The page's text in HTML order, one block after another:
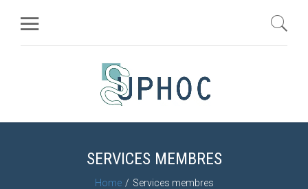
SERVICES MEMBRES
Home Services membres